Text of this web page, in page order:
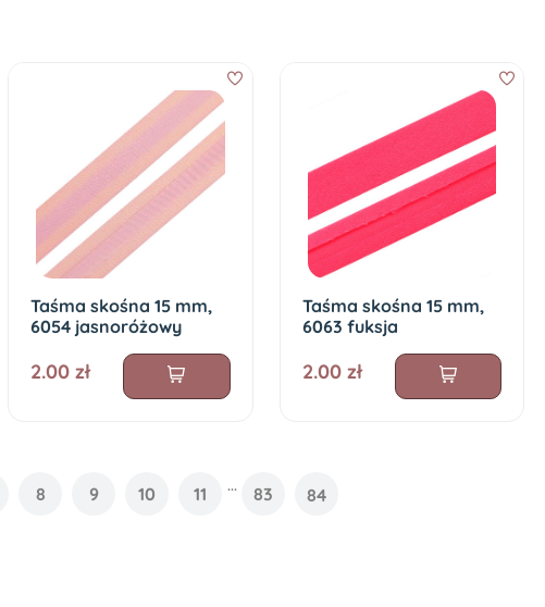
Taśma skośna 15 mm,
6054 jasnoróżowy
2.00 zł
Taśma skośna 15 mm,
6063 fuksja
2.00 zł
8 9 10 11 ... 83 84